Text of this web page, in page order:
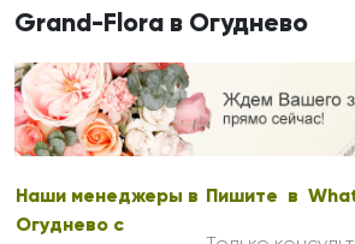
Grand-Flora в Огуднево
Наши менеджеры в
Огуднево с
Пишите в